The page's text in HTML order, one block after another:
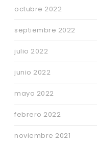
octubre 2022
septiembre 2022
julio 2022
junio 2022
mayo 2022
febrero 2022
noviembre 2021